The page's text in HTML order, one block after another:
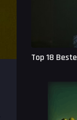
Top 18